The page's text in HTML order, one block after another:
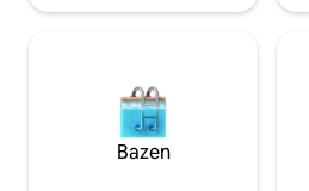
➢Non-stop podpora za goste
Bazen